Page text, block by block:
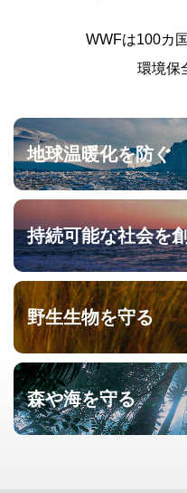
WWFは100カ
環境保
地球温暖化を防ぐ
持続可能な社会を
野生生物を守る
森や海を守る